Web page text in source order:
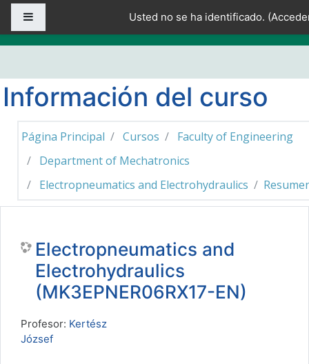
Salta al contenido principal
Usted no se ha identificado. (
Información del curso
Página Principal Cursos
Faculty of Engineering
Department of Mechatronics
Electropneumatics and Electrohydraulics
Electropneumatics and
Electrohydraulics
(MK3EPNER06RX17-EN)
Profesor: Kertész
József